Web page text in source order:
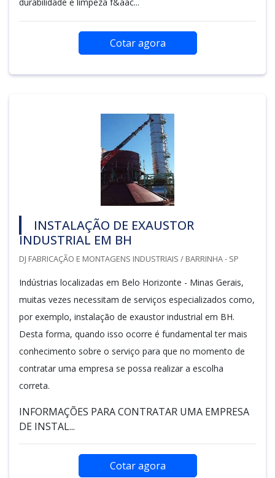
Cotar agora
INSTALAÇÃO DE EXAUSTOR
INDUSTRIAL EM BH
DJ FABRICAÇÃO E MONTAGENS INDUSTRIAIS / BARRINHA - SP
Indústrias localizadas em Belo Horizonte - Minas Gerais,
muitas vezes necessitam de serviços especializados como,
por exemplo, instalação de exaustor industrial em BH.
Desta forma, quando isso ocorre é fundamental ter mais
conhecimento sobre o serviço para que no momento de
contratar uma empresa se possa realizar a escolha
correta.
INFORMAÇÕES PARA CONTRATAR UMA EMPRESA
DE INSTAL...
Cotar agora